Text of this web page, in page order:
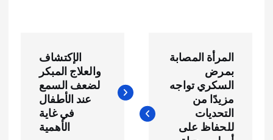
ص
المرأة المصابة
بمرض
السكري تواجه
مزيدًا من
التحديات
للحفاظ على
الإكتشاف
والعلاج المبكر
لضعف السمع
عند الأطفال
في غاية
الأهمية